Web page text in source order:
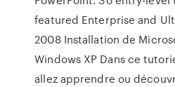
featured Enterprise and
2008 Installation de
Windows XP Dans ce
allez apprendre ou